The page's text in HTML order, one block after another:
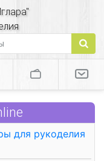
для рукоделия